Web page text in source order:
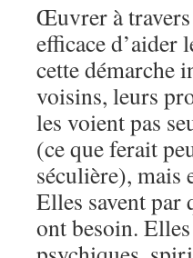
Œuvrer à travers
efficace d’aider
cette démarche
voisins, leurs
les voient pas
(ce que ferait
séculière), mais
Elles savent par
ont besoin.